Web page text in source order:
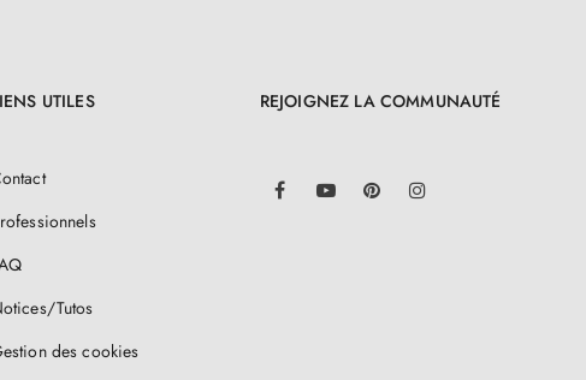
UTILES
Tutos
des cookies
REJOIGNEZ LA COMMUNAUTÉ
FacebookYouTube Pinterest